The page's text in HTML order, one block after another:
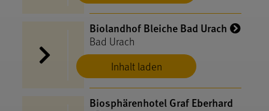
Inhalt laden
Biolandhof Bleiche Bad Urach
Bad Urach
Biosphärenhotel Graf Eberhard